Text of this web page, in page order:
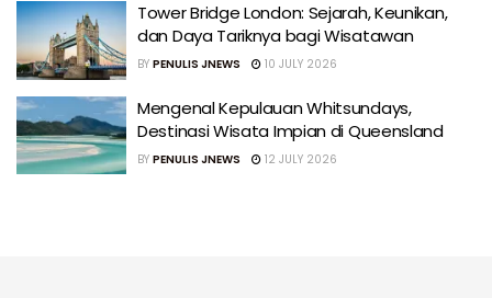
Tower Bridge London: Sejarah, Keunikan,
dan Daya Tariknya bagi Wisatawan
BY PENULIS JNEWS 10 JULY 2026
Mengenal Kepulauan Whitsundays,
Destinasi Wisata Impian di Queensland
BY PENULIS JNEWS 12 JULY 2026